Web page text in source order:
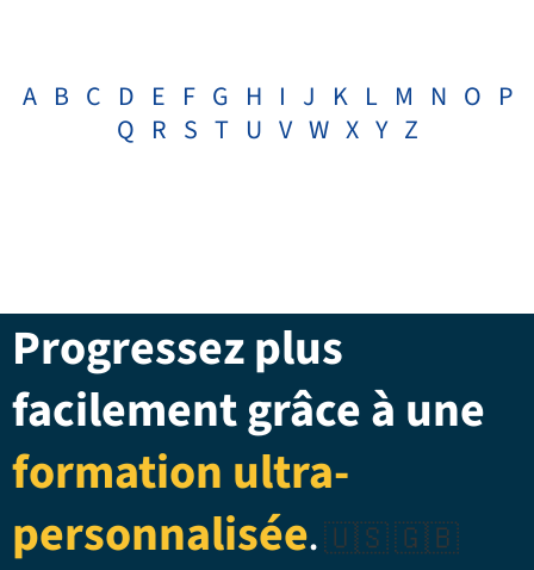
A B C D E F G H I J K L M N O P
Q R S T U V W X Y Z
Progressez plus
facilement grâce à une
formation ultra-
personnalisée.🇺🇸 🇬🇧